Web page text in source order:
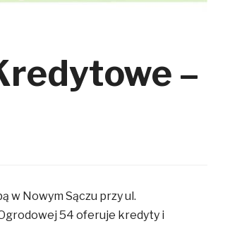
–
w Nowym Sączu przy ul.
54 oferuje kredyty i